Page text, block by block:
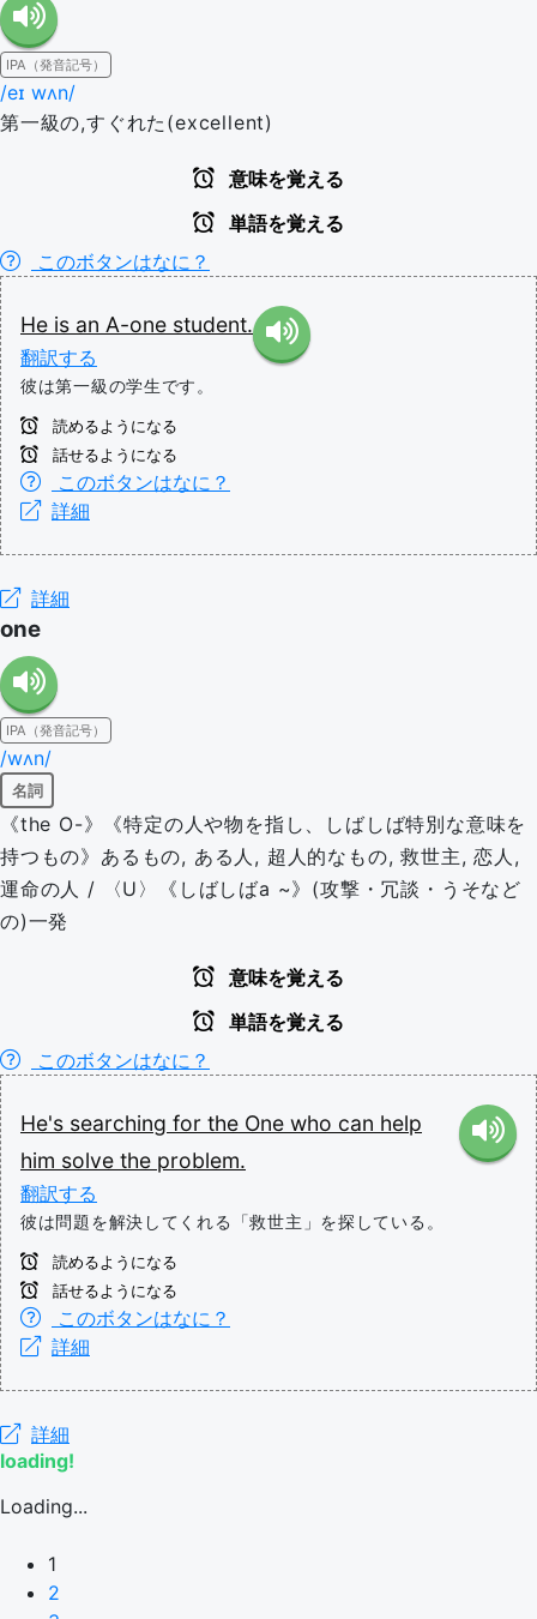
IPA（発音記号）
/eɪ wʌn/
第一級の,すぐれた(excellent)
意味を覚える
単語を覚える
このボタンはなに？
He is an A-one student.
翻訳する
彼は第一級の学生です。
読めるようになる
話せるようになる
このボタンはなに？
詳細
詳細
one
IPA（発音記号）
/wʌn/
名詞
《the O-》《特定の人や物を指し、しばしば特別な意味を
持つもの》あるもの, ある人, 超人的なもの, 救世主, 恋人,
運命の人 / 〈U〉《しばしばa ~》(攻撃・冗談・うそなど
の)一発
意味を覚える
単語を覚える
このボタンはなに？
He's searching for the One who can help
him solve the problem.
翻訳する
彼は問題を解決してくれる「救世主」を探している。
読めるようになる
話せるようになる
このボタンはなに？
詳細
詳細
loading!
Loading...
1
2